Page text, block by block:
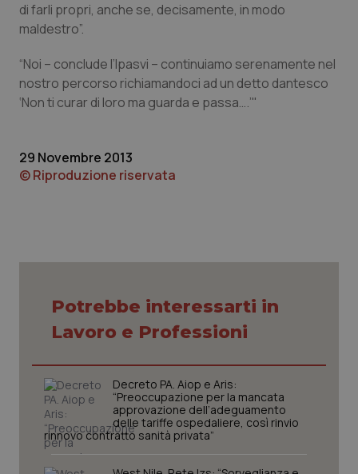
Lombardia
Marche
Molise
Provincia Autonoma di Bolzano
Puglia
Sardegna
Toscana
Umbria
Dolore
Donna & Salute
Epatiti
Infezioni & Febbre
Malattie rare
Malattia di Crohn & Rettocolite Ulcerosa
Obesità
Oftalmologia
di farli propri, anche se, decisamente, in modo
maldestro”.
“Noi – conclude l’Ipasvi – continuiamo serenamente nel
nostro percorso richiamandoci ad un detto dantesco
‘Non ti curar di loro ma guarda e passa….’"
29 Novembre 2013
© Riproduzione riservata
Potrebbe interessarti in
Lavoro e Professioni
Decreto PA. Aiop e Aris:
“Preoccupazione per la mancata
approvazione dell’adeguamento
delle tariffe ospedaliere, così rinvio
rinnovo contratto sanità privata”